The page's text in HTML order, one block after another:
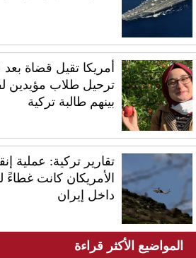
أمريكا تقيل قضاة بعد
ترحيل طلاب مؤيدين
بينهم طالبة تركية
تقارير تركية: عملية
الأمريكان كانت غطاءً
داخل إيران
المواضيع الأكثر قراءة